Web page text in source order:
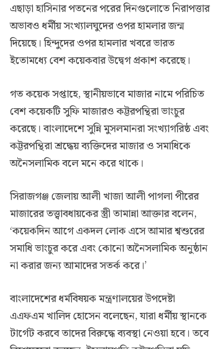
এছাড়া হাসিনার পতনের পরের দিনগুলোতে নিরাপত্তার
অভাবও ধর্মীয় সংখ্যালঘুদের ওপর হামলার জন্ম
দিয়েছে। হিন্দুদের ওপর হামলার খবরে ভারত
ইতোমধ্যে বেশ কয়েকবার উদ্বেগ প্রকাশ করেছে।
গত কয়েক সপ্তাহে, স্থানীয়ভাবে মাজার নামে পরিচিত
বেশ কয়েকটি সুফি মাজারও কট্টরপন্থিরা ভাংচুর
করেছে। বাংলাদেশে সুন্নি মুসলমানরা সংখ্যাগরিষ্ঠ এবং
কট্টরপন্থিরা শ্রদ্ধেয় ব্যক্তিদের মাজার ও সমাধিকে
অনৈসলামিক বলে মনে করে থাকে।
সিরাজগঞ্জ জেলায় আলী খাজা আলী পাগলা পীরের
মাজারের তত্ত্বাবধায়কের স্ত্রী তামান্না আক্তার বলেন,
‘কয়েকদিন আগে একদল লোক এসে আমার শ্বশুরের
সমাধি ভাংচুর করে এবং কোনো অনৈসলামিক অনুষ্ঠান
না করার জন্য আমাদের সতর্ক করে।’
বাংলাদেশের ধর্মবিষয়ক মন্ত্রণালয়ের উপদেষ্টা
এএফএম খালিদ হোসেন বলেছেন, যারা ধর্মীয় স্থানকে
টার্গেট করবে তাদের বিরুদ্ধে ব্যবস্থা নেওয়া হবে। তবে